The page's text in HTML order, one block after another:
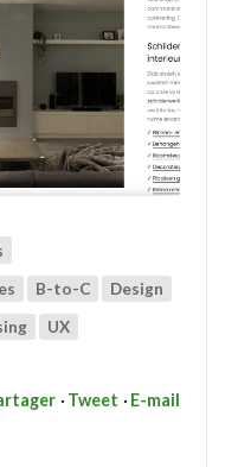
B-to-C Design
UX
Tweet E-mail